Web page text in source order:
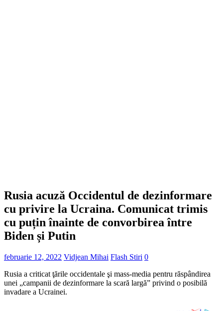
Rusia acuză Occidentul de dezinformare
cu privire la Ucraina. Comunicat trimis
cu puțin înainte de convorbirea între
Biden și Putin
februarie 12, 2022 Vidjean Mihai Flash Stiri 0
Rusia a criticat ţările occidentale şi mass-media pentru răspândirea
unei „campanii de dezinformare la scară largă” privind o posibilă
invadare a Ucrainei.